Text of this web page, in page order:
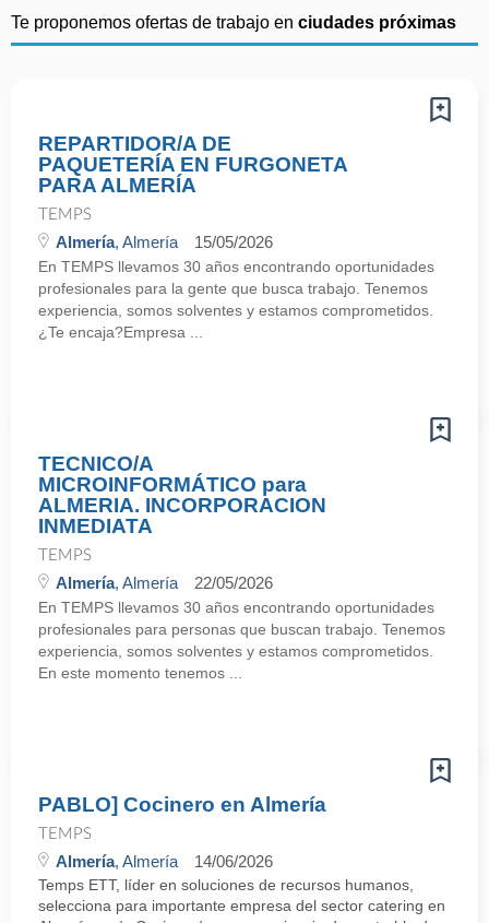
Te proponemos ofertas de trabajo en ciudades próximas
REPARTIDOR/A DE
PAQUETERÍA EN FURGONETA
PARA ALMERÍA
TEMPS
Almería, Almería 15/05/2026
En TEMPS llevamos 30 años encontrando oportunidades
profesionales para la gente que busca trabajo. Tenemos
experiencia, somos solventes y estamos comprometidos.
¿Te encaja?Empresa ...
TECNICO/A
MICROINFORMÁTICO para
ALMERIA. INCORPORACION
INMEDIATA
TEMPS
Almería, Almería 22/05/2026
En TEMPS llevamos 30 años encontrando oportunidades
profesionales para personas que buscan trabajo. Tenemos
experiencia, somos solventes y estamos comprometidos.
En este momento tenemos ...
PABLO] Cocinero en Almería
TEMPS
Almería, Almería 14/06/2026
Temps ETT, líder en soluciones de recursos humanos,
selecciona para importante empresa del sector catering en